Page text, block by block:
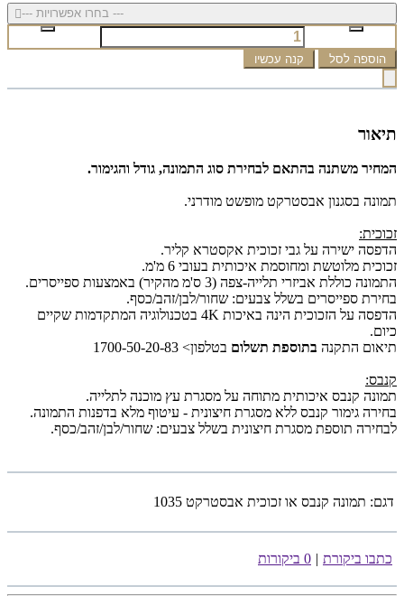
--- בחרו אפשרויות ---
הוספה לסל קנה עכשיו
תיאור
המחיר משתנה בהתאם לבחירת סוג התמונה, גודל והגימור.
תמונה בסגנון אבסטרקט מופשט מודרני.
זכוכית:
הדפסה ישירה על גבי זכוכית אקסטרא קליר.
זכוכית מלוטשת ומחוסמת איכותית בעובי 6 מ'מ.
התמונה כוללת אביזרי תלייה-צפה (3 ס'מ מהקיר) באמצעות ספייסרים.
בחירת ספייסרים בשלל צבעים: שחור/לבן/זהב/כסף.
הדפסה על הזכוכית הינה באיכות 4K בטכנולוגיה המתקדמות שקיים
כיום.
תיאום התקנה בתוספת תשלום בטלפון> 1700-50-20-83
קנבס:
תמונה קנבס איכותית מתוחה על מסגרת עץ מוכנה לתלייה.
בחירה גימור קנבס ללא מסגרת חיצונית - עיטוף מלא בדפנות התמונה.
לבחירה תוספת מסגרת חיצונית בשלל צבעים: שחור/לבן/זהב/כסף.
דגם: תמונה קנבס או זכוכית אבסטרקט 1035
כתבו ביקורת | 0 ביקורות